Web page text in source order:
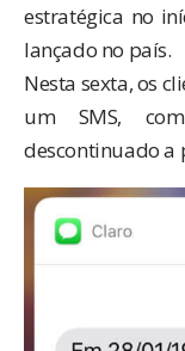
estratégica no
lançado no país.
Nesta sexta, os
um SMS,
descontinuado a